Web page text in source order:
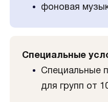
фоновая
Специальные
Специальные
для групп от